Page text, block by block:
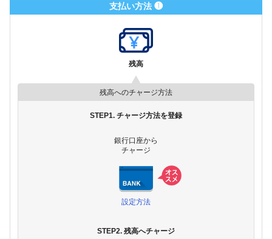
支払い方法 ❶
残高
残高へのチャージ方法
STEP1. チャージ方法を登録
銀行口座から
チャージ
設定方法
STEP2. 残高へチャージ